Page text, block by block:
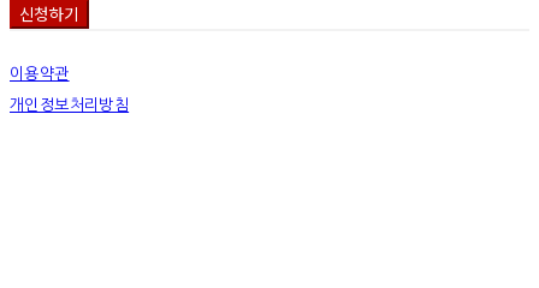
신청하기
이용약관
개인정보처리방침